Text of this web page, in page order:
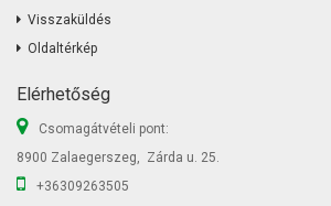
Visszaküldés
Oldaltérkép
Elérhetőség
Csomagátvételi pont:
8900 Zalaegerszeg, Zárda u. 25.
+36309263505